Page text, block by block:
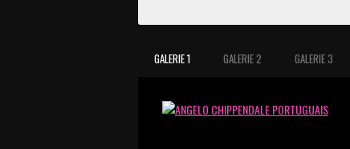
GALERIE 1 GALERIE 2 GALERIE 3